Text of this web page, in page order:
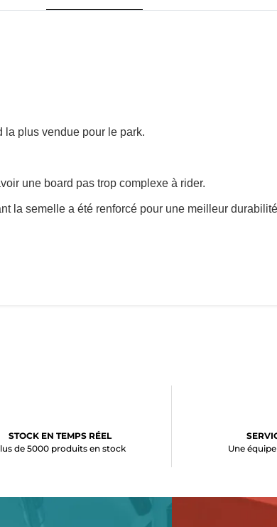
la plus vendue pour le park.
une board pas trop complexe à rider.
la semelle a été renforcé pour une meilleur durabilité
STOCK EN TEMPS RÉEL
de 5000 produits en stock
Une